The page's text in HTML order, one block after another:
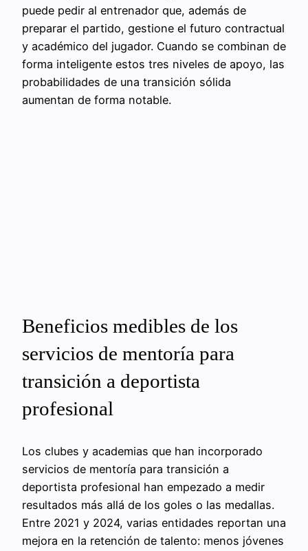
puede pedir al entrenador que, además de
preparar el partido, gestione el futuro contractual
y académico del jugador. Cuando se combinan de
forma inteligente estos tres niveles de apoyo, las
probabilidades de una transición sólida
aumentan de forma notable.
Beneficios medibles de los
servicios de mentoría para
transición a deportista
profesional
Los clubes y academias que han incorporado
servicios de mentoría para transición a
deportista profesional han empezado a medir
resultados más allá de los goles o las medallas.
Entre 2021 y 2024, varias entidades reportan una
mejora en la retención de talento: menos jóvenes